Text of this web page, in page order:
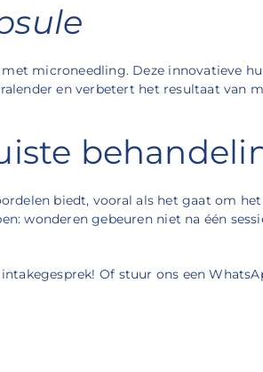
microneedling. Deze innovatieve
en verbetert het resultaat van
biedt, vooral als het gaat om
wonderen gebeuren niet na één
Of stuur ons een